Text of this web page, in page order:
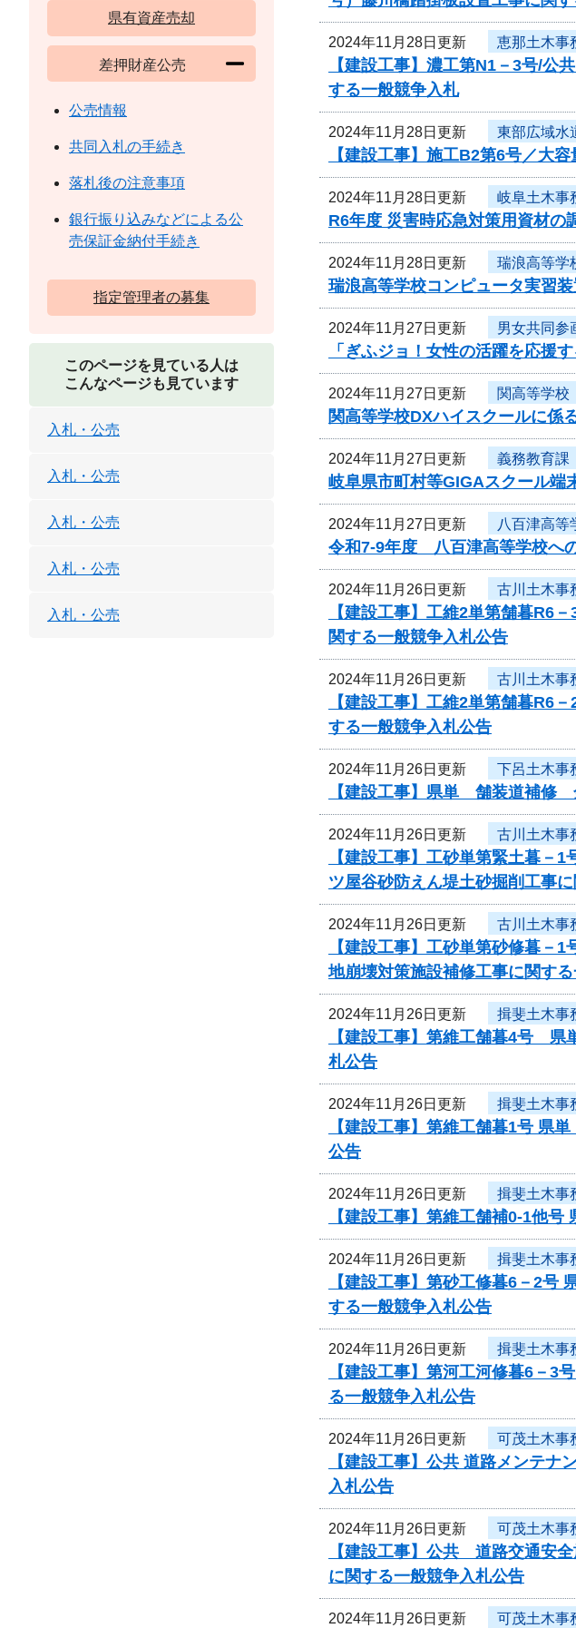
2024年11月28日更新 恵那土木事
【建設工事】濃工第N1－3号/
する一般競争入札
2024年11月28日更新 東部広域水
【建設工事】施工B2第6号／大
2024年11月28日更新 岐阜土木事
R6年度 災害時応急対策用資材の
2024年11月28日更新 瑞浪高等学
瑞浪高等学校コンピュータ実習
2024年11月27日更新 男女共同参
「ぎふジョ！女性の活躍を応援
2024年11月27日更新 関高等学校
関高等学校DXハイスクールに係
2024年11月27日更新 義務教育課
岐阜県市町村等GIGAスクール端
2024年11月27日更新 八百津高等
令和7-9年度 八百津高等学校へ
2024年11月26日更新 古川土木事
【建設工事】工維2単第舗暮R6
関する一般競争入札公告
2024年11月26日更新 古川土木事
【建設工事】工維2単第舗暮R6
する一般競争入札公告
2024年11月26日更新 下呂土木事
【建設工事】県単 舗装道補修
2024年11月26日更新 古川土木事
【建設工事】工砂単第緊土暮
ツ屋谷砂防えん堤土砂掘削工事
2024年11月26日更新 古川土木事
【建設工事】工砂単第砂修暮
地崩壊対策施設補修工事に関す
2024年11月26日更新 揖斐土木事
【建設工事】第維工舗暮4号 県
札公告
2024年11月26日更新 揖斐土木事
【建設工事】第維工舗暮1号 県
公告
2024年11月26日更新 揖斐土木事
【建設工事】第維工舗補0-1他
2024年11月26日更新 揖斐土木事
【建設工事】第砂工修暮6－2
する一般競争入札公告
2024年11月26日更新 揖斐土木事
【建設工事】第河工河修暮6－
る一般競争入札公告
2024年11月26日更新 可茂土木事
【建設工事】公共 道路メンテ
入札公告
2024年11月26日更新 可茂土木事
【建設工事】公共 道路交通安
に関する一般競争入札公告
2024年11月26日更新 可茂土木事
県有資産売却
差押財産公売
公売情報
共同入札の手続き
落札後の注意事項
銀行振り込みなどによる公
売保証金納付手続き
指定管理者の募集
このページを見ている人は
こんなページも見ています
入札・公売
入札・公売
入札・公売
入札・公売
入札・公売